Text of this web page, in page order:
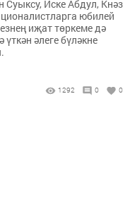
Суыксу, Иске Абдул, Кнәз
юбилей
иҗат төркеме дә
әлеге бүләкне
1292 0 0